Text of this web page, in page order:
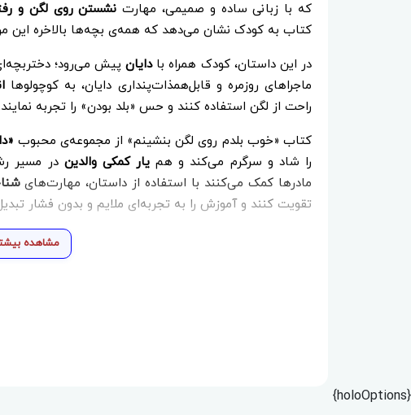
که با زبانی ساده و صمیمی، مهارت نشستن روی لگن و
کتاب به کودک نشان می‌دهد که همه‌ی بچه‌ها بالاخره این
در این داستان، کودک همراه بادایان پیش می‌رود؛
ماجراهای روزمره و قابل‌همذات‌پنداری دایان، به کوچولوها
راحت از لگن استفاده کنند و حس «بلد بودن» را تجربه
کتاب «خوب بلدم روی لگن بنشینم» از مجموعه‌ی محبوب
را شاد و سرگرم می‌کند و هم یار کمکی والدین در مسیر
مادرها کمک می‌کنند با استفاده از داستان، مهارت‌های
تقویت کنند و آموزش را به تجربه‌ای ملایم و بدون فشار
مشاهده
{holoOptions}